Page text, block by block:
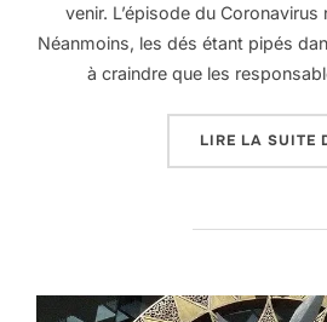
venir. L’épisode du Coronavirus
Néanmoins, les dés étant pipés
à craindre que les
LIRE LA SUITE